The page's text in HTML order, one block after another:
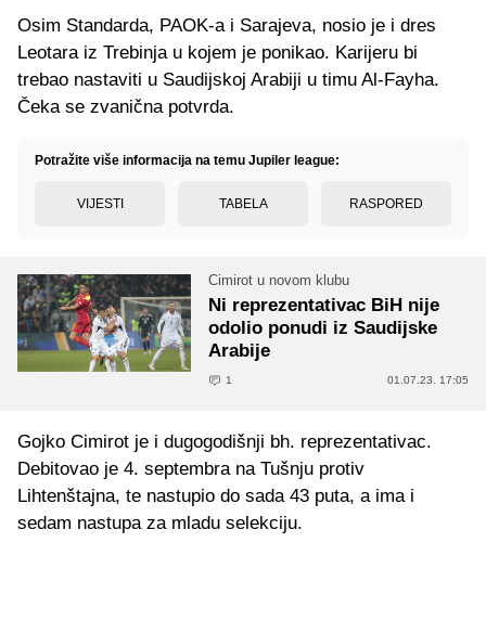
Osim Standarda, PAOK-a i Sarajeva, nosio je i dres
Leotara iz Trebinja u kojem je ponikao. Karijeru bi
trebao nastaviti u Saudijskoj Arabiji u timu Al-Fayha.
Čeka se zvanična potvrda.
Potražite više informacija na temu Jupiler league:
VIJESTI TABELA RASPORED
Cimirot u novom klubu
Ni reprezentativac BiH nije
odolio ponudi iz Saudijske
Arabije
1 01.07.23. 17:05
Gojko Cimirot je i dugogodišnji bh. reprezentativac.
Debitovao je 4. septembra na Tušnju protiv
Lihtenštajna, te nastupio do sada 43 puta, a ima i
sedam nastupa za mladu selekciju.